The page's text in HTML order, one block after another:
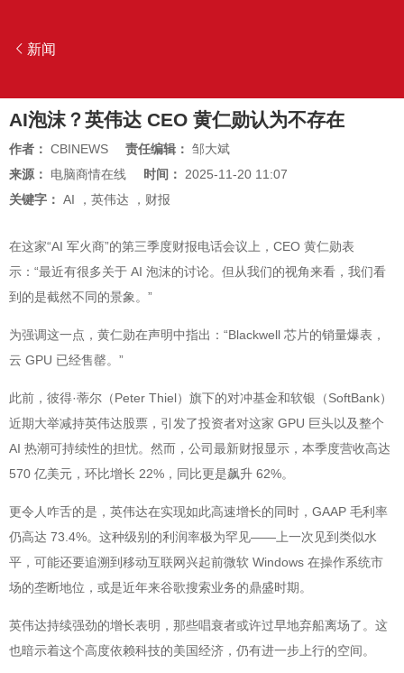
新闻
AI泡沫？英伟达 CEO 黄仁勋认为不存在
作者： CBINEWS 责任编辑： 邹大斌
来源： 电脑商情在线 时间： 2025-11-20 11:07
关键字： AI ， 英伟达 ， 财报
在这家“AI 军火商”的第三季度财报电话会议上，CEO 黄仁勋表
示：“最近有很多关于 AI 泡沫的讨论。但从我们的视角来看，我们看
到的是截然不同的景象。”
为强调这一点，黄仁勋在声明中指出：“Blackwell 芯片的销量爆表，
云 GPU 已经售罄。”
此前，彼得·蒂尔（Peter Thiel）旗下的对冲基金和软银（SoftBank）
近期大举减持英伟达股票，引发了投资者对这家 GPU 巨头以及整个
AI 热潮可持续性的担忧。然而，公司最新财报显示，本季度营收高达
570 亿美元，环比增长 22%，同比更是飙升 62%。
更令人咋舌的是，英伟达在实现如此高速增长的同时，GAAP 毛利率
仍高达 73.4%。这种级别的利润率极为罕见——上一次见到类似水
平，可能还要追溯到移动互联网兴起前微软 Windows 在操作系统市
场的垄断地位，或是近年来谷歌搜索业务的鼎盛时期。
英伟达持续强劲的增长表明，那些唱衰者或许过早地弃船离场了。这
也暗示着这个高度依赖科技的美国经济，仍有进一步上行的空间。